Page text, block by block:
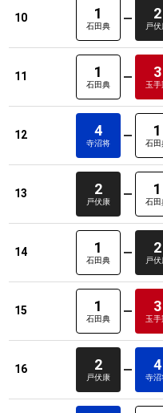
10 1
石田典
2
戸伏
11 1
石田典
3
玉手
12 4
寺沼将
1
石田
13 2
戸伏康
1
石田
14 1
石田典
2
戸伏
15 1
石田典
3
玉手
16 2
戸伏康
4
寺沼